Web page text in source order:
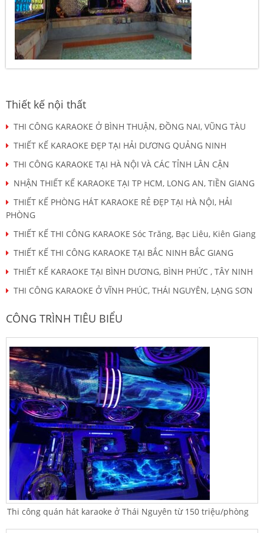
Thiết kế nội thất
THI CÔNG KARAOKE Ở BÌNH THUẬN, ĐỒNG NAI, VŨNG TÀU
THIẾT KẾ KARAOKE ĐẸP TẠI HẢI DƯƠNG QUẢNG NINH
THI CÔNG KARAOKE TẠI HÀ NỘI VÀ CÁC TỈNH LÂN CẬN
NHẬN THIẾT KẾ KARAOKE TẠI TP HCM, LONG AN, TIỀN GIANG
THIẾT KẾ PHÒNG HÁT KARAOKE RẺ ĐẸP TẠI HÀ NỘI, HẢI
PHÒNG
THIẾT KẾ THI CÔNG KARAOKE Sóc Trăng, Bạc Liêu, Kiên Giang
THIẾT KẾ THI CÔNG KARAOKE TẠI BẮC NINH BẮC GIANG
THIẾT KẾ KARAOKE TẠI BÌNH DƯƠNG, BÌNH PHỨC , TÂY NINH
THI CÔNG KARAOKE Ở VĨNH PHÚC, THÁI NGUYÊN, LẠNG SƠN
CÔNG TRÌNH TIÊU BIỂU
Thi công quán hát karaoke ở Thái Nguyên từ 150 triệu/phòng